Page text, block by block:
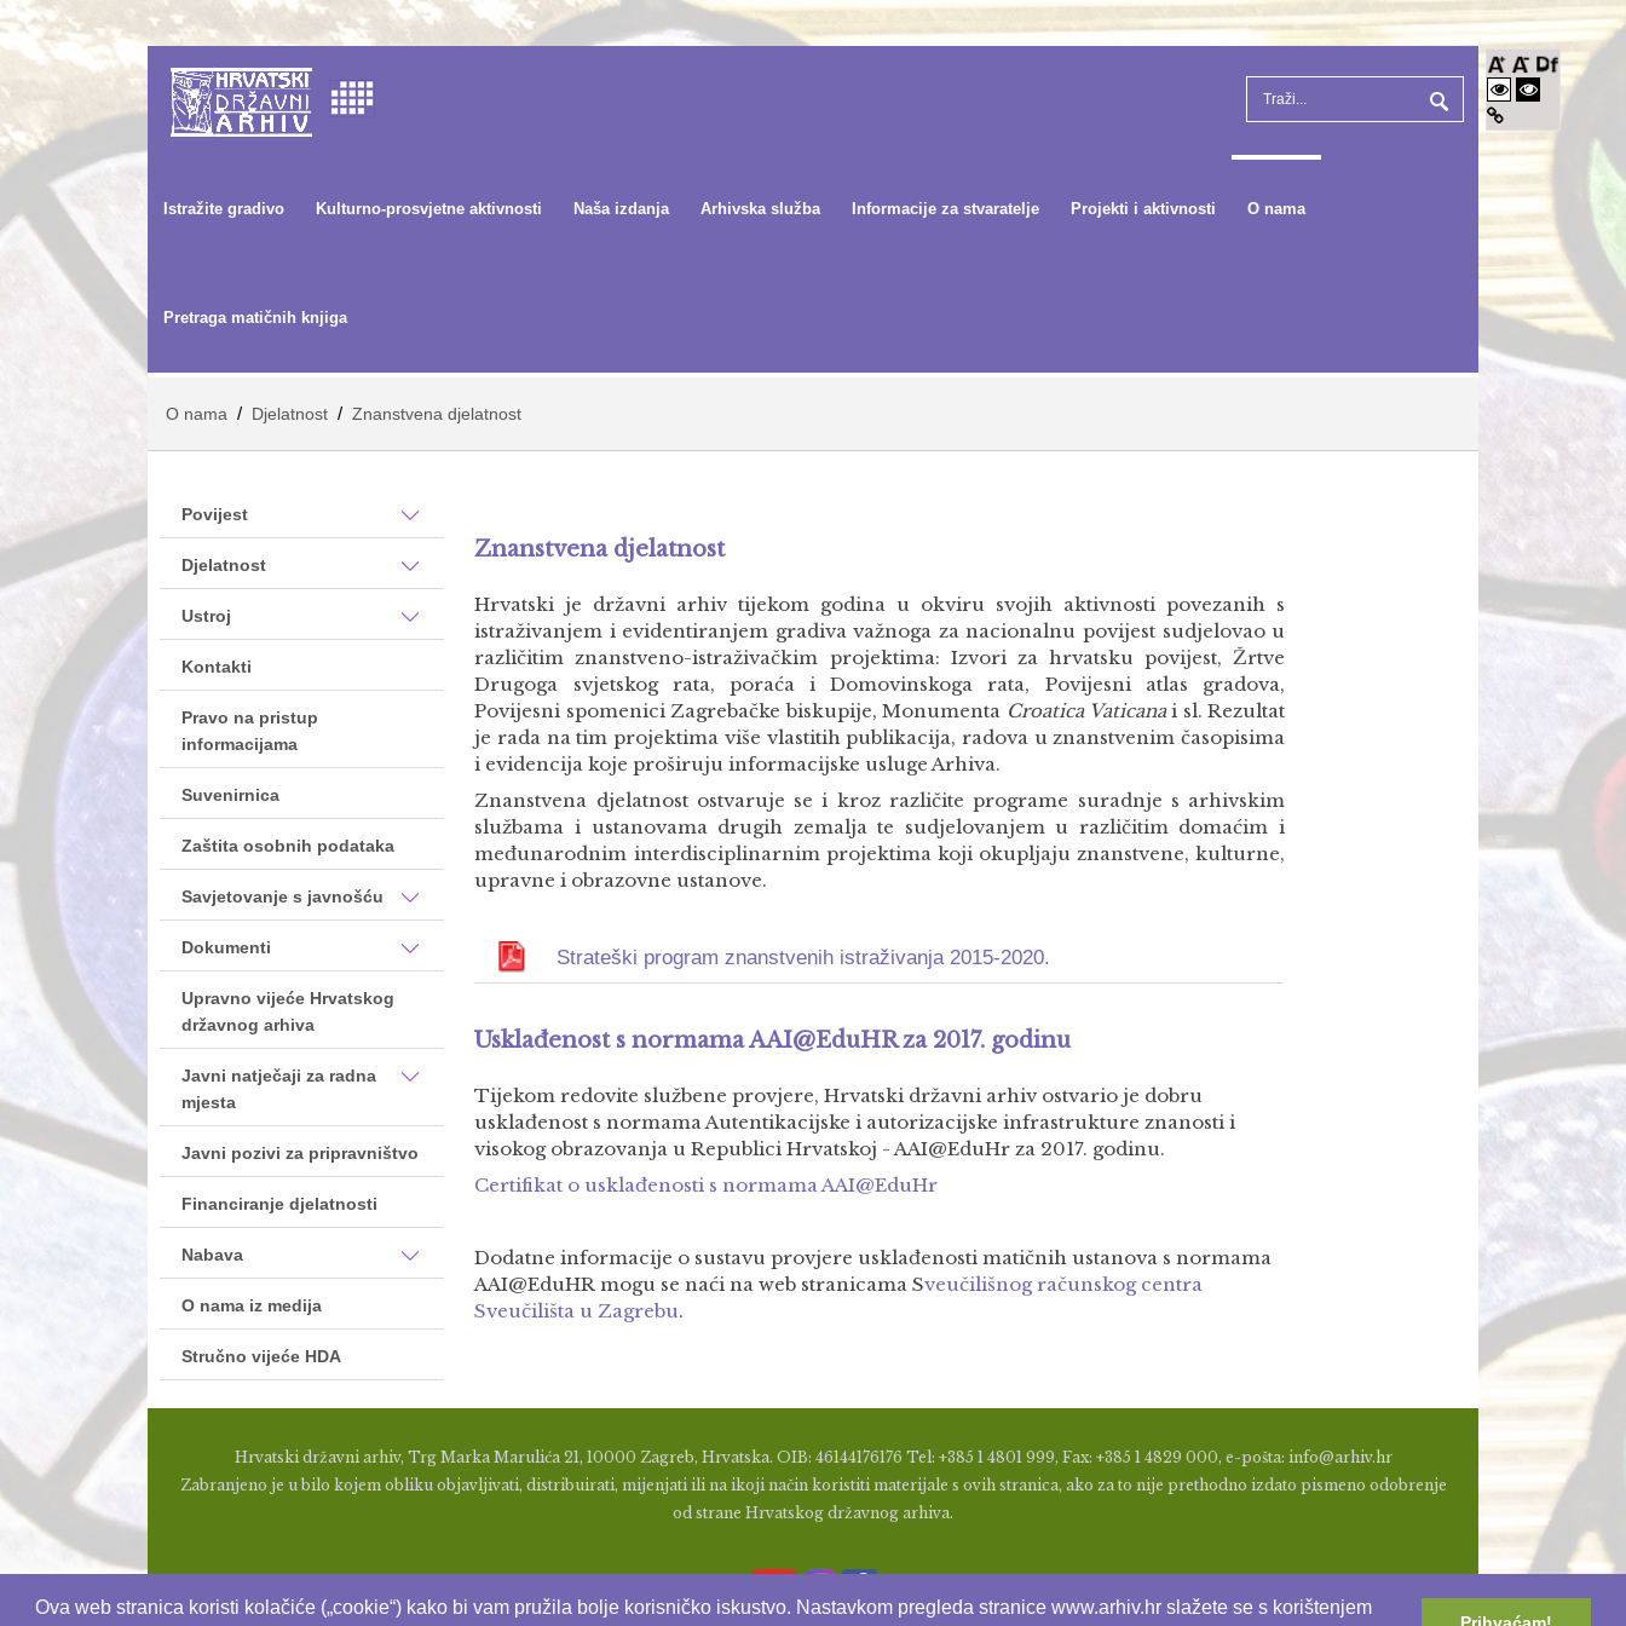
Ova web stranica koristi kolačiće („cookie“) kako bi vam pružila bolje korisničko iskustvo. Nastavkom pregleda stranice www.arhiv.hr slažete se s korištenjem
Istražite gradivo Kulturno-prosvjetne aktivnosti Naša izdanja Arhivska služba Informacije za stvaratelje Projekti i aktivnosti O nama
Pretraga matičnih knjiga
O nama / Djelatnost / Znanstvena djelatnost
Povijest
Djelatnost
Ustroj
Kontakti
Pravo na pristup
informacijama
Suvenirnica
Zaštita osobnih podataka
Savjetovanje s javnošću
Dokumenti
Upravno vijeće Hrvatskog
državnog arhiva
Javni natječaji za radna
mjesta
Javni pozivi za pripravništvo
Financiranje djelatnosti
Nabava
O nama iz medija
Stručno vijeće HDA
Znanstvena djelatnost
Hrvatski je državni arhiv tijekom godina u okviru svojih aktivnosti povezanih s
istraživanjem i evidentiranjem gradiva važnoga za nacionalnu povijest sudjelovao u
različitim znanstveno-istraživačkim projektima: Izvori za hrvatsku povijest, Žrtve
Drugoga svjetskog rata, poraća i Domovinskoga rata, Povijesni atlas gradova,
Povijesni spomenici Zagrebačke biskupije, Monumenta Croatica Vaticanai sl. Rezultat
je rada na tim projektima više vlastitih publikacija, radova u znanstvenim časopisima
i evidencija koje proširuju informacijske usluge Arhiva.
Znanstvena djelatnost ostvaruje se i kroz različite programe suradnje s arhivskim
službama i ustanovama drugih zemalja te sudjelovanjem u različitim domaćim i
međunarodnim interdisciplinarnim projektima koji okupljaju znanstvene, kulturne,
upravne i obrazovne ustanove.
Strateški program znanstvenih istraživanja 2015-2020.
Usklađenost s normama AAI@EduHR za 2017. godinu
Tijekom redovite službene provjere, Hrvatski državni arhiv ostvario je dobru
usklađenost s normama Autentikacijske i autorizacijske infrastrukture znanosti i
visokog obrazovanja u Republici Hrvatskoj - AAI@EduHr za 2017. godinu.
Certifikat o usklađenosti s normama AAI@EduHr
Dodatne informacije o sustavu provjere usklađenosti matičnih ustanova s normama
AAI@EduHR mogu se naći na web stranicama Sveučilišnog računskog centra
Sveučilišta u Zagrebu.
Hrvatski državni arhiv, Trg Marka Marulića 21, 10000 Zagreb, Hrvatska. OIB: 46144176176 Tel: +385 1 4801 999, Fax: +385 1 4829 000, e-pošta: info@arhiv.hr
Zabranjeno je u bilo kojem obliku objavljivati, distribuirati, mijenjati ili na ikoji način koristiti materijale s ovih stranica, ako za to nije prethodno izdato pismeno odobrenje
od strane Hrvatskog državnog arhiva.